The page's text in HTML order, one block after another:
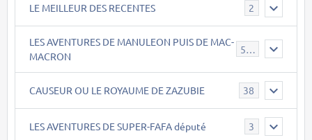
LE MEILLEUR DES RECENTES 2
LES AVENTURES DE MANULEON PUIS DE MAC-
MACRON
543
CAUSEUR OU LE ROYAUME DE ZAZUBIE 38
LES AVENTURES DE SUPER-FAFA député 3